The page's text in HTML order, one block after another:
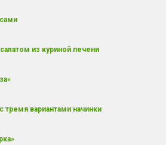
из куриной печени
тремя вариантами начинки